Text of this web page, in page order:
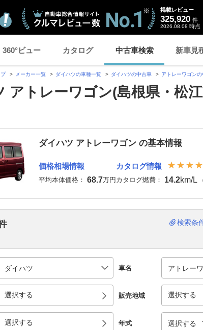
掲載レビュー
325,920 件
2026.08.08 時点
360°ビュー カタログ 中古車検索 新車見
メーカー一覧 ダイハツの車種一覧 ダイハツの中古車 アトレーワゴン
アトレーワゴン(島根県・松
ダイハツ アトレーワゴン の基本情報
価格相場情報
平均本体価格： 68.7万円
カタログ情報
カタログ燃費： 14.2km/L
検索条
車名
選択する 販売地域 選択する
選択する 年式